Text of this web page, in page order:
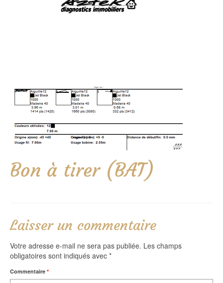
Bon à tirer (BAT)
Laisser un commentaire
Votre adresse e-mail ne sera pas publiée. Les champs
obligatoires sont indiqués avec *
Commentaire *